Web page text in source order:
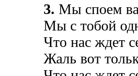
3. Мы споем
Мы с тобой
Что нас ждет
Жаль вот